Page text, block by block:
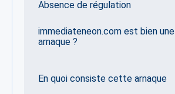
Absence de régulation
immediateneon.com est bien une
arnaque ?
En quoi consiste cette arnaque